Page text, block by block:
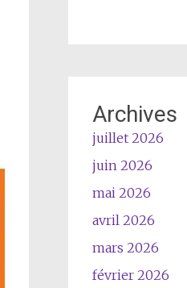
Archives
juillet 2026
juin 2026
mai 2026
avril 2026
mars 2026
février 2026